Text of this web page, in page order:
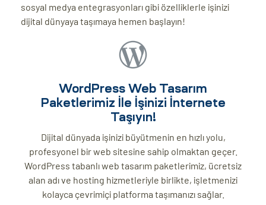
sosyal medya entegrasyonları gibi özelliklerle işinizi
dijital dünyaya taşımaya hemen başlayın!
WordPress Web Tasarım
Paketlerimiz İle İşinizi İnternete
Taşıyın!
Dijital dünyada işinizi büyütmenin en hızlı yolu,
profesyonel bir web sitesine sahip olmaktan geçer.
WordPress tabanlı web tasarım paketlerimiz, ücretsiz
alan adı ve hosting hizmetleriyle birlikte, işletmenizi
kolayca çevrimiçi platforma taşımanızı sağlar.